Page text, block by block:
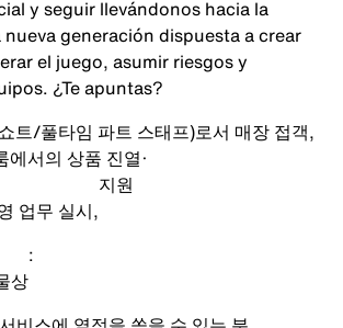
y seguir llevándonos hacia la
generación dispuesta a crear
el juego, asumir riesgos y
¿Te apuntas?
트/풀타임 파트 스태프)로서 매장 접객,
에서의 상품 진열·
업무 실시,
지원
상
: